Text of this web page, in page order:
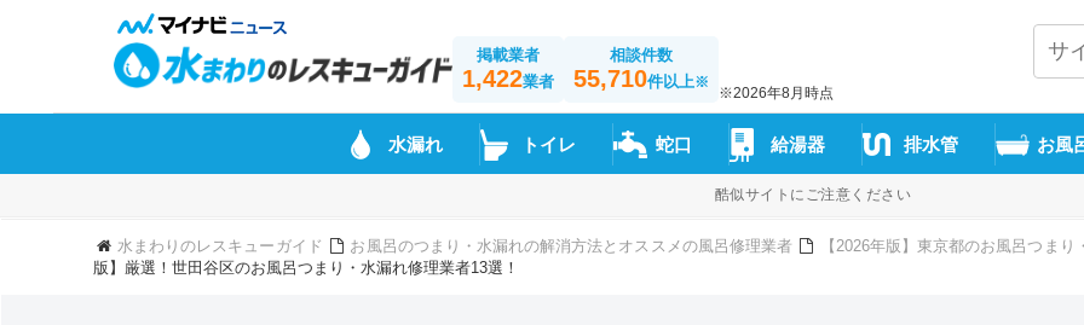
掲載業者
1,422業者
相談件数
55,710件以上※
※2026年8月時点
水漏れ トイレ 蛇口 給湯器 排水管 お風
酷似サイトにご注意ください
水まわりのレスキューガイド お風呂のつまり・水漏れの解消方法とオススメの風呂修理業者 【2026年版】東京都のお風呂つま
版】厳選！世田谷区のお風呂つまり・水漏れ修理業者13選！